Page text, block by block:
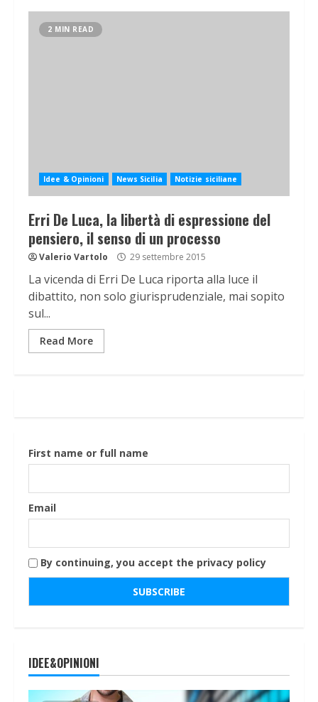
2 MIN READ
Idee & Opinioni News Sicilia Notizie siciliane
Erri De Luca, la libertà di espressione del
pensiero, il senso di un processo
Valerio Vartolo 29 settembre 2015
La vicenda di Erri De Luca riporta alla luce il
dibattito, non solo giurisprudenziale, mai sopito
sul...
Read More
First name or full name
Email
By continuing, you accept the privacy policy
IDEE&OPINIONI